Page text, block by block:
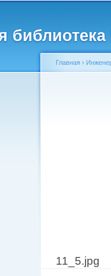
Главная ›
11_5.jpg